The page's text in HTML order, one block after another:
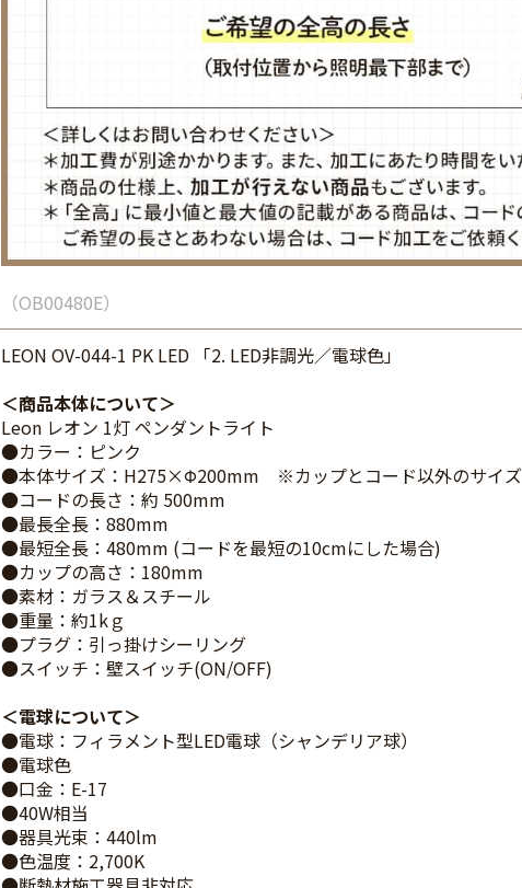
OB00480E
LEON OV-044-1 PK LED 「2. LED非調光／電球色」
商品本体について
Leon レオン 1灯 ペンダントライト
●カラー：ピンク
●本体サイズ：H275×Φ200mm ※カップとコード以外のサイズ
●コードの長さ：約 500mm
●最長全長：880mm
●最短全長：480mm (コードを最短の10cmにした場合)
●カップの高さ：180mm
●素材：ガラス＆スチール
●重量：約1kｇ
●プラグ：引っ掛けシーリング
●スイッチ：壁スイッチ(ON/OFF)
電球について
●電球：フィラメント型LED電球（シャンデリア球）
●電球色
●口金：E-17
●40W相当
●器具光束：440lm
●色温度：2,700K